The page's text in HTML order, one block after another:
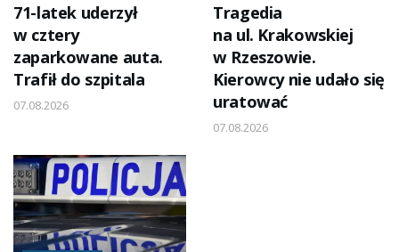
71-latek uderzył
w cztery
zaparkowane auta.
Trafił do szpitala
07.08.2026
Tragedia
na ul. Krakowskiej
w Rzeszowie.
Kierowcy nie udało się
uratować
07.08.2026